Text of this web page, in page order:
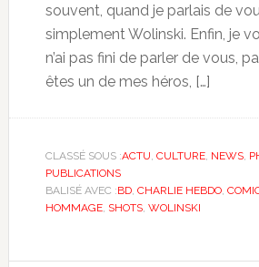
souvent, quand je parlais de
simplement Wolinski. Enfin, je
n’ai pas fini de parler de vous,
êtes un de mes héros, […]
CLASSÉ SOUS :ACTU CULTURE, NEWS,
PUBLICATIONS
BALISÉ AVEC :BD, CHARLIE HEBDO,
HOMMAGE, SHOTS, WOLINSKI